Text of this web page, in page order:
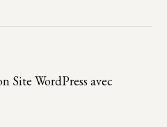
Site WordPress avec